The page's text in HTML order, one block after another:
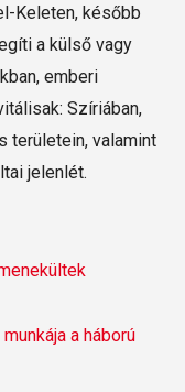
Keleten, később
a külső vagy
emberi
Szíriában,
területein, valamint
jelenlét.
a háború